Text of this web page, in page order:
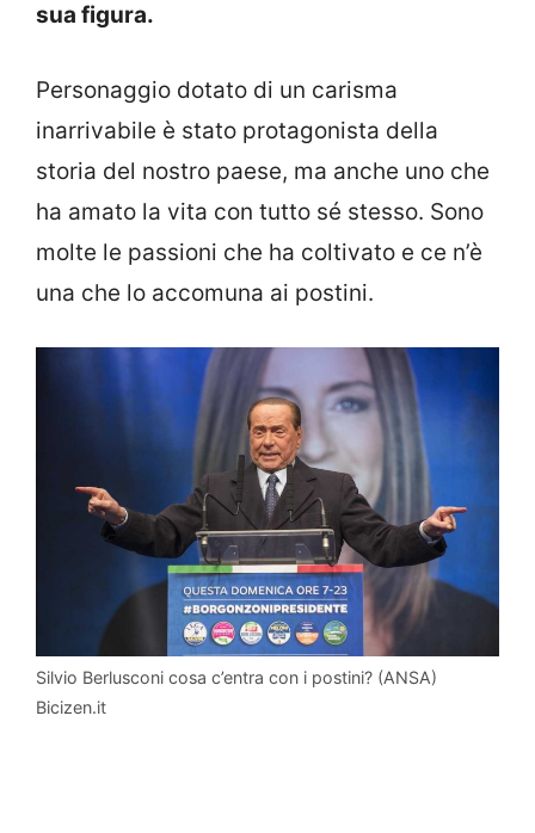
sua figura.
Personaggio dotato di un carisma
inarrivabile è stato protagonista della
storia del nostro paese, ma anche uno che
ha amato la vita con tutto sé stesso. Sono
molte le passioni che ha coltivato e ce n’è
una che lo accomuna ai postini.
Silvio Berlusconi cosa c’entra con i postini? (ANSA)
Bicizen.it